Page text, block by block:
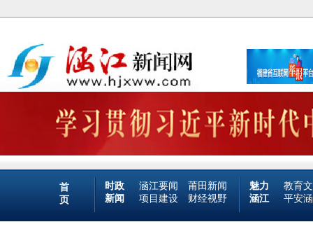
首
页
时政 涵江要闻
莆田新闻
新闻
项目建设 财经视野
魅力
教育
涵江
平安